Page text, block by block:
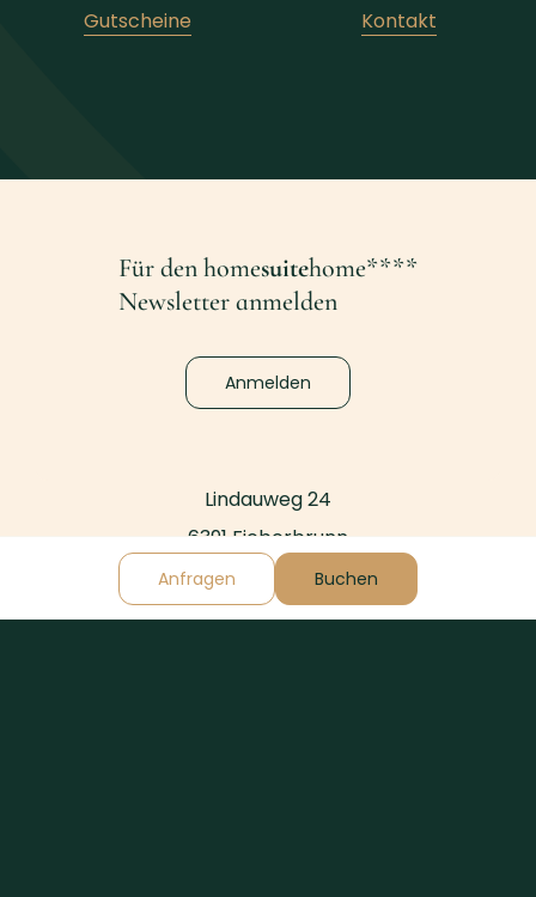
Gutscheine Kontakt
Für den homesuitehome****
Newsletter anmelden
Anmelden
Lindauweg 24
6391 Fieberbrunn
Anfragen Buchen